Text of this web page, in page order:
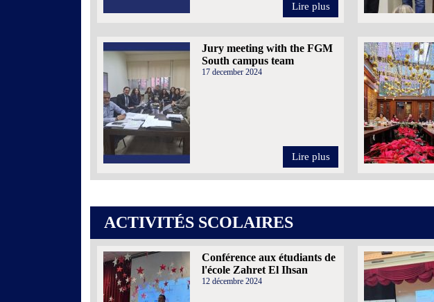
Lire plus
Jury meeting with the FGM
South campus team
17 december 2024
Lire plus
ACTIVITÉS SCOLAIRES
Conférence aux étudiants de
l'école Zahret El Ihsan
12 décembre 2024